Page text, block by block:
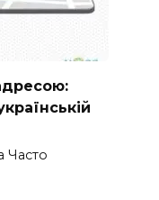
Часто